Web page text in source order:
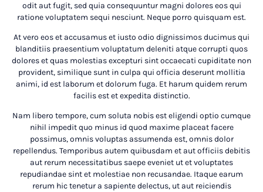
odit aut fugit, sed quia consequuntur magni dolores eos qui
ratione voluptatem sequi nesciunt. Neque porro quisquam est.
At vero eos et accusamus et iusto odio dignissimos ducimus qui
blanditiis praesentium voluptatum deleniti atque corrupti quos
dolores et quas molestias excepturi sint occaecati cupiditate non
provident, similique sunt in culpa qui officia deserunt mollitia
animi, id est laborum et dolorum fuga. Et harum quidem rerum
facilis est et expedita distinctio.
Nam libero tempore, cum soluta nobis est eligendi optio cumque
nihil impedit quo minus id quod maxime placeat facere
possimus, omnis voluptas assumenda est, omnis dolor
repellendus. Temporibus autem quibusdam et aut officiis debitis
aut rerum necessitatibus saepe eveniet ut et voluptates
repudiandae sint et molestiae non recusandae. Itaque earum
rerum hic tenetur a sapiente delectus, ut aut reiciendis